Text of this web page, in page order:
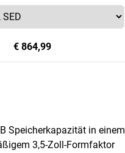
€ 864,99
Speicherkapazität in einem
3,5-Zoll-Formfaktor